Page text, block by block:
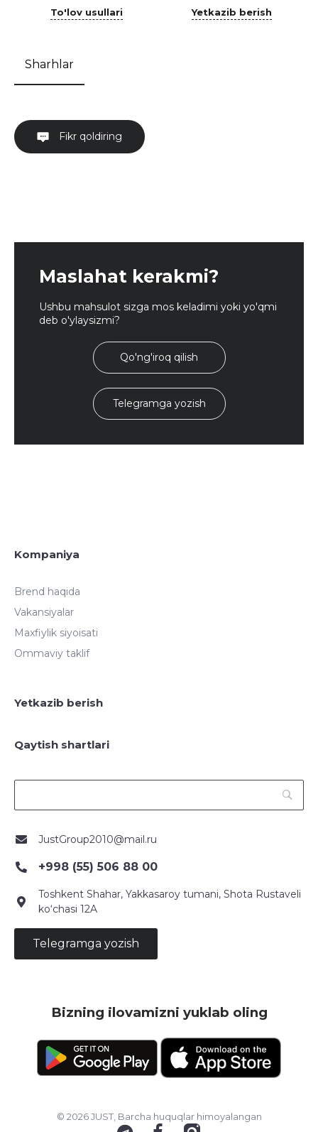
To'lov usullari Yetkazib berish
Sharhlar
Fikr qoldiring
Maslahat kerakmi?
Ushbu mahsulot sizga mos keladimi yoki yo'qmi
deb o'ylaysizmi?
Qo'ng'iroq qilish
Telegramga yozish
Kompaniya
Brend haqida
Vakansiyalar
Maxfiylik siyoisati
Ommaviy taklif
Yetkazib berish
Qaytish shartlari
JustGroup2010@mail.ru
+998 (55) 506 88 00
Toshkent Shahar, Yakkasaroy tumani, Shota Rustaveli
ko‘chasi 12A
Telegramga yozish
Bizning ilovamizni yuklab oling
© 2026 JUST, Barcha huquqlar himoyalangan